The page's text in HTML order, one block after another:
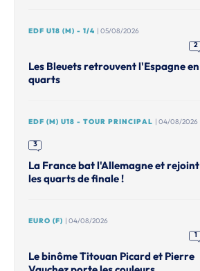
EDF U18 (M) - 1/4 | 05/08/2026
2
Les Bleuets retrouvent l'Espagne en
quarts
EDF (M) U18 - TOUR PRINCIPAL | 04/08/2026
3
La France bat l'Allemagne et rejoint
les quarts de finale !
EURO (F) | 04/08/2026
1
Le binôme Titouan Picard et Pierre